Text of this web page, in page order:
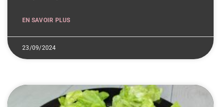
EN SAVOIR PLUS
23/09/2024